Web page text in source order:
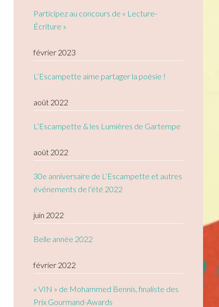
Participez au concours de « Lecture-
Écriture »
février 2023
L’Escampette aime partager la poésie !
août 2022
L’Escampette & les Lumières de Gartempe
août 2022
30e anniversaire de L’Escampette et autres
événements de l’été 2022
juin 2022
Belle année 2022
février 2022
« VIN » de Mohammed Bennis, finaliste des
Prix Gourmand-Awards